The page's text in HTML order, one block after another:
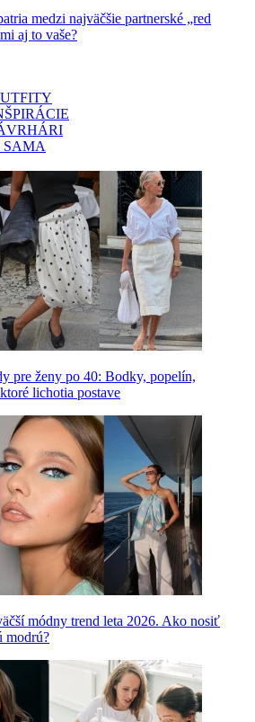
medzi najväčšie partnerské „red
aj to vaše?
SAMA
pre ženy po 40: Bodky, popelín,
lichotia postave
módny trend leta 2026. Ako nosiť
modrú?